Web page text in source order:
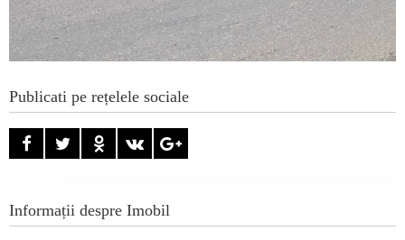
Publicati pe rețelele sociale
Informații despre Imobil